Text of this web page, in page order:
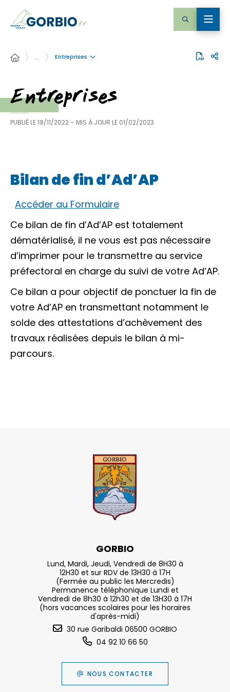
… Entreprises
Entreprises
PUBLIÉ LE19/11/2022 – MIS À JOUR LE 01/02/2023
Bilan de fin d’Ad’AP
Accéder au Formulaire
Ce bilan de fin d’Ad’AP est totalement
dématérialisé, il ne vous est pas nécessaire
d’imprimer pour le transmettre au service
préfectoral en charge du suivi de votre Ad’AP.
Ce bilan a pour objectif de ponctuer la fin de
votre Ad’AP en transmettant notamment le
solde des attestations d’achèvement des
travaux réalisées depuis le bilan à mi-
parcours.
GORBIO
Lund, Mardi, Jeudi, Vendredi de 8H30 à
12H30 et sur RDV de 13H30 à 17H
(Fermée au public les Mercredis)
Permanence téléphonique Lundi et
Vendredi de 8h30 à 12h30 et de 13H30 à 17H
(hors vacances scolaires pour les horaires
d'après-midi)
30 rue Garibaldi 06500 GORBIO
04 92 10 66 50
NOUS CONTACTER